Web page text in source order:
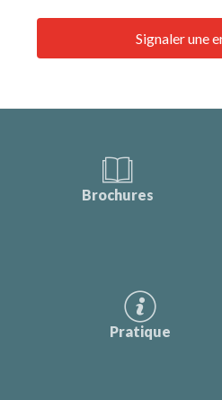
Signaler une
Brochures
Pratique